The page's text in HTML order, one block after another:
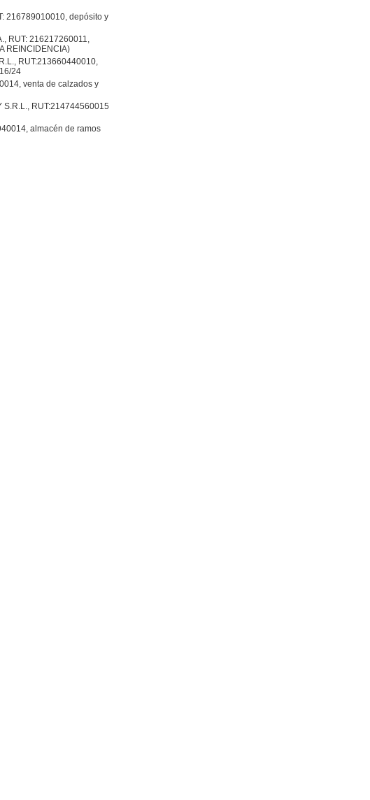
216789010010, depósito y
RUT: 216217260011,
REINCIDENCIA)
RUT:213660440010,
24
venta de calzados y
S.R.L., RUT:214744560015
almacén de ramos